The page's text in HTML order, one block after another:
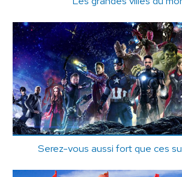
Serez-vous aussi fort que ces